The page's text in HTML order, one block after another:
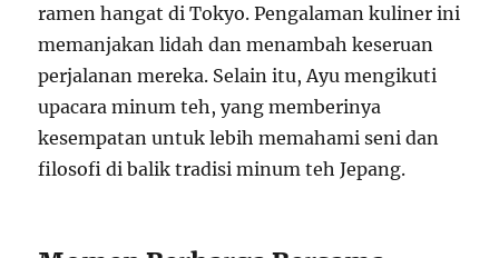
ramen hangat di Tokyo. Pengalaman kuliner ini
memanjakan lidah dan menambah keseruan
perjalanan mereka. Selain itu, Ayu mengikuti
upacara minum teh, yang memberinya
kesempatan untuk lebih memahami seni dan
filosofi di balik tradisi minum teh Jepang.